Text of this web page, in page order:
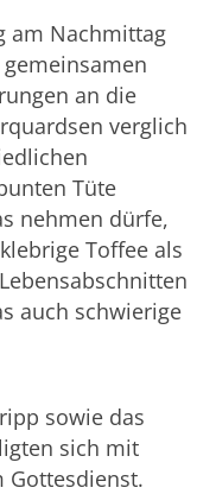
am Nachmittag
an die
verglich
Tüte
nehmen dürfe,
Toffee als
auch schwierige
sowie das
sich mit
Gottesdienst.